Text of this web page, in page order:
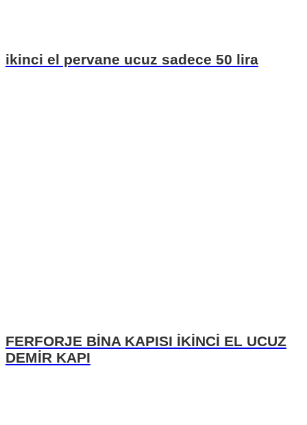
ikinci el pervane ucuz sadece 50 lira
FERFORJE BİNA KAPISI İKİNCİ EL UCUZ
DEMİR KAPI